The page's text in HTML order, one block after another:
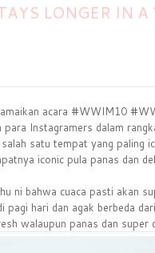
LONGER IN A
acara #WWIM10
Instagramers dalam
satu tempat yang paling
iconic pula panas dan
ni bahwa cuaca pasti akan
pagi hari dan agak berbeda
walaupun panas dan super